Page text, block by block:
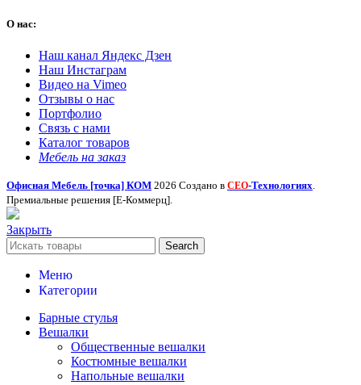
О нас:
Наш канал Яндекс Дзен
Наш Инстаграм
Видео на Vimeo
Отзывы о нас
Портфолио
Связь с нами
Каталог товаров
Мебель на заказ
Офисная Мебель [точка] КОМ 2026 Создано в СЕО-Технологиях.
Премиальные решения [Е-Коммерц].
Закрыть
Search
Меню
Категории
Барные стулья
Вешалки
Общественные вешалки
Костюмные вешалки
Напольные вешалки